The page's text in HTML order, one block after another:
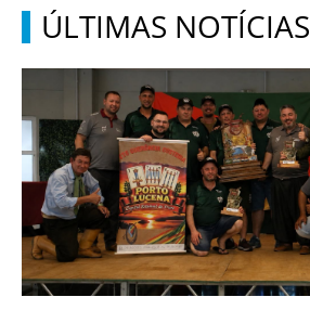
ÚLTIMAS NOTÍCIAS